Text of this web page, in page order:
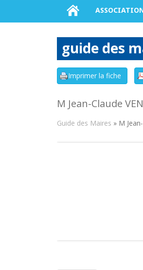
guide des
M Jean-Claude
Guide des Maires » M